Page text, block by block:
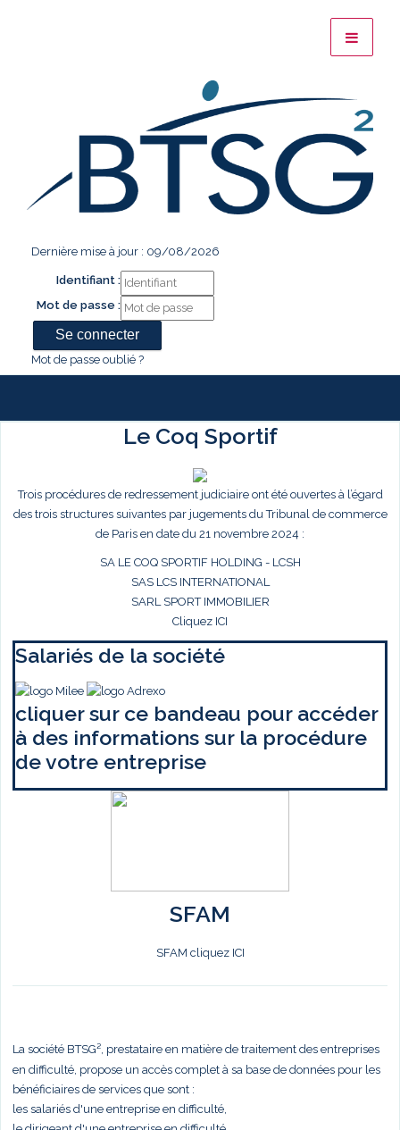
Dernière mise à jour : 09/08/2026
Identifiant :
Mot de passe :
Mot de passe oublié ?
Le Coq Sportif
Trois procédures de redressement judiciaire ont été ouvertes à l’égard
des trois structures suivantes par jugements du Tribunal de commerce
de Paris en date du 21 novembre 2024 :
SA LE COQ SPORTIF HOLDING - LCSH
SAS LCS INTERNATIONAL
SARL SPORT IMMOBILIER
Cliquez ICI
Salariés de la société
cliquer sur ce bandeau pour accéder
à des informations sur la procédure
de votre entreprise
SFAM
SFAM cliquez ICI
La société BTSG², prestataire en matière de traitement des entreprises
en difficulté, propose un accès complet à sa base de données pour les
bénéficiaires de services que sont :
les salariés d'une entreprise en difficulté,